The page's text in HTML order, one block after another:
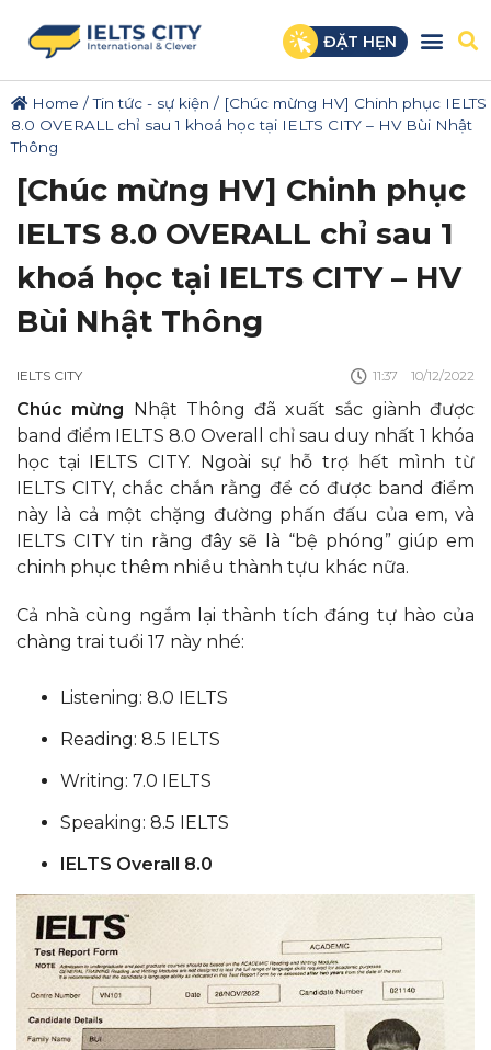
ĐẶT HẸN
Home /Tin tức - sự kiện / [Chúc mừng HV] Chinh phục IELTS
8.0 OVERALL chỉ sau 1 khoá học tại IELTS CITY – HV Bùi Nhật
Thông
[Chúc mừng HV] Chinh phục
IELTS 8.0 OVERALL chỉ sau 1
khoá học tại IELTS CITY – HV
Bùi Nhật Thông
IELTS CITY 11:37 10/12/2022
Chúc mừng Nhật Thông đã xuất sắc giành được
band điểm IELTS 8.0 Overall chỉ sau duy nhất 1 khóa
học tại IELTS CITY. Ngoài sự hỗ trợ hết mình từ
IELTS CITY, chắc chắn rằng để có được band điểm
này là cả một chặng đường phấn đấu của em, và
IELTS CITY tin rằng đây sẽ là “bệ phóng” giúp em
chinh phục thêm nhiều thành tựu khác nữa.
Cả nhà cùng ngắm lại thành tích đáng tự hào của
chàng trai tuổi 17 này nhé:
Listening: 8.0 IELTS
Reading: 8.5 IELTS
Writing: 7.0 IELTS
Speaking: 8.5 IELTS
IELTS Overall 8.0